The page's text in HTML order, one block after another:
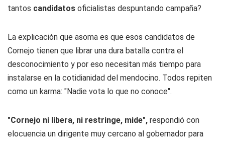
tantos candidatos oficialistas despuntando campaña?
La explicación que asoma es que esos candidatos de
Cornejo tienen que librar una dura batalla contra el
desconocimiento y por eso necesitan más tiempo para
instalarse en la cotidianidad del mendocino. Todos repiten
como un karma: "Nadie vota lo que no conoce".
"Cornejo ni libera, ni restringe, mide", respondió con
elocuencia un dirigente muy cercano al gobernador para